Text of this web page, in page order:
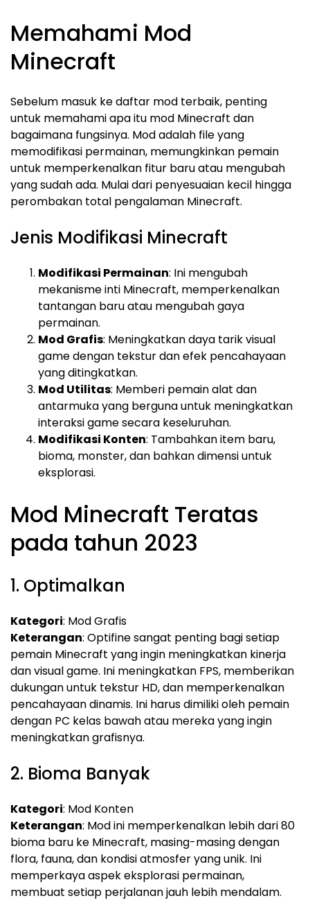
Memahami Mod
Minecraft
Sebelum masuk ke daftar mod terbaik, penting
untuk memahami apa itu mod Minecraft dan
bagaimana fungsinya. Mod adalah file yang
memodifikasi permainan, memungkinkan pemain
untuk memperkenalkan fitur baru atau mengubah
yang sudah ada. Mulai dari penyesuaian kecil hingga
perombakan total pengalaman Minecraft.
Jenis Modifikasi Minecraft
Modifikasi Permainan: Ini mengubah
mekanisme inti Minecraft, memperkenalkan
tantangan baru atau mengubah gaya
permainan.
Mod Grafis: Meningkatkan daya tarik visual
game dengan tekstur dan efek pencahayaan
yang ditingkatkan.
Mod Utilitas: Memberi pemain alat dan
antarmuka yang berguna untuk meningkatkan
interaksi game secara keseluruhan.
Modifikasi Konten: Tambahkan item baru,
bioma, monster, dan bahkan dimensi untuk
eksplorasi.
Mod Minecraft Teratas
pada tahun 2023
1. Optimalkan
Kategori: Mod Grafis
Keterangan: Optifine sangat penting bagi setiap
pemain Minecraft yang ingin meningkatkan kinerja
dan visual game. Ini meningkatkan FPS, memberikan
dukungan untuk tekstur HD, dan memperkenalkan
pencahayaan dinamis. Ini harus dimiliki oleh pemain
dengan PC kelas bawah atau mereka yang ingin
meningkatkan grafisnya.
2. Bioma Banyak
Kategori: Mod Konten
Keterangan: Mod ini memperkenalkan lebih dari 80
bioma baru ke Minecraft, masing-masing dengan
flora, fauna, dan kondisi atmosfer yang unik. Ini
memperkaya aspek eksplorasi permainan,
membuat setiap perjalanan jauh lebih mendalam.